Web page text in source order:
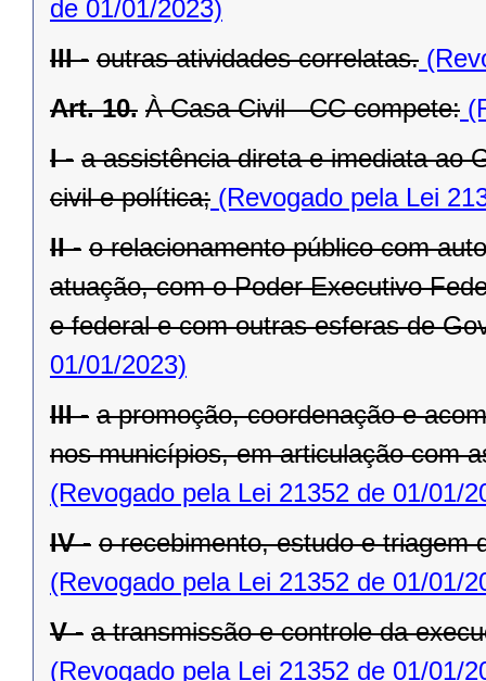
de 01/01/2023)
III - outras atividades correlatas.
Art. 10. À Casa Civil - CC compete:
I - a assistência direta e imediata ao
civil e política; (Revogado pela Lei
II - o relacionamento público com
atuação, com o Poder Executivo
e federal e com outras esferas de
01/01/2023)
III - a promoção, coordenação e
nos municípios, em articulação com
(Revogado pela Lei 21352 de 01/01/
IV - o recebimento, estudo e triagem
(Revogado pela Lei 21352 de 01/01/
V - a transmissão e controle da
(Revogado pela Lei 21352 de 01/01/